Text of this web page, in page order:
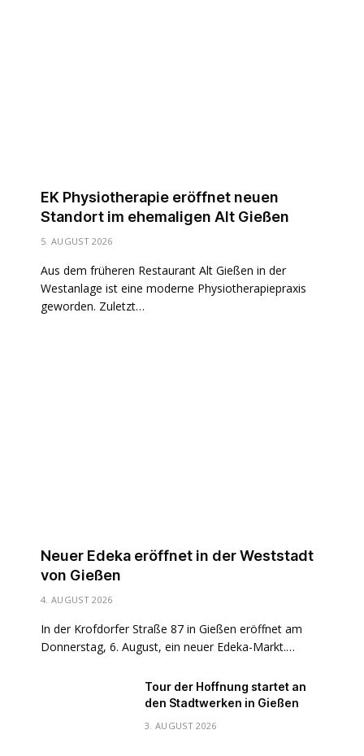
EK Physiotherapie eröffnet neuen
Standort im ehemaligen Alt Gießen
5. AUGUST 2026
Aus dem früheren Restaurant Alt Gießen in der
Westanlage ist eine moderne Physiotherapiepraxis
geworden. Zuletzt…
Neuer Edeka eröffnet in der Weststadt
von Gießen
4. AUGUST 2026
In der Krofdorfer Straße 87 in Gießen eröffnet am
Donnerstag, 6. August, ein neuer Edeka-Markt.…
Tour der Hoffnung startet an
den Stadtwerken in Gießen
3. AUGUST 2026